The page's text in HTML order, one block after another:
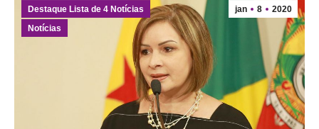
jan 8 2020
Destaque Lista de 4 Notícias
Notícias